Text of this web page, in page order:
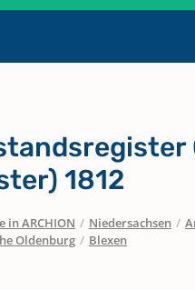
1812
in ARCHION / Niedersachsen /
Oldenburg / Blexen